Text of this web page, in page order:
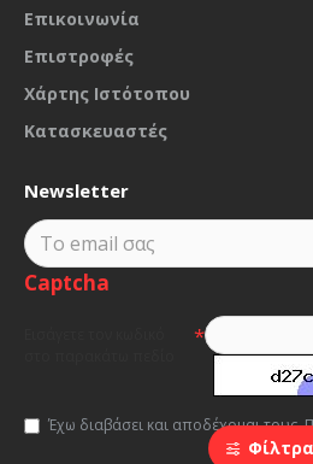
Επικοινωνία
Επιστροφές
Χάρτης Ιστότοπου
Κατασκευαστές
Newsletter
Captcha
Έχω διαβάσει και αποδέχομαι τους
Φίλτρα